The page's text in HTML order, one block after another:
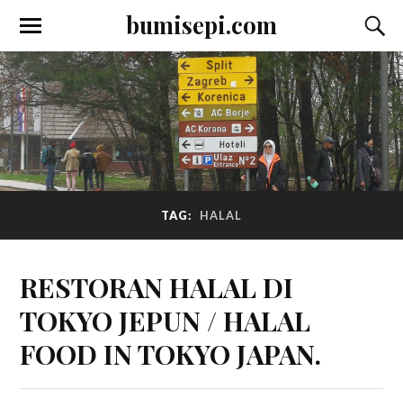
bumisepi.com
TAG: HALAL
RESTORAN HALAL DI
TOKYO JEPUN / HALAL
FOOD IN TOKYO JAPAN.